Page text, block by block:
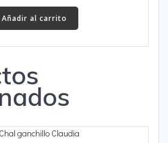
Añadir al carrito